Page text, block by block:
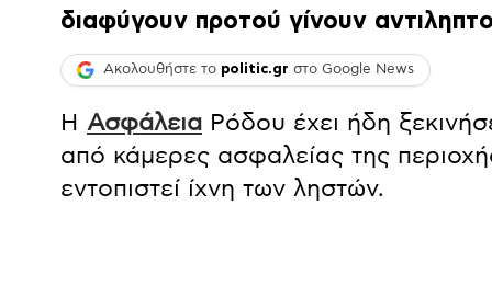
διαφύγουν προτού γίνουν
Ακολουθήστε το politic.gr στο Google News
Η Ασφάλεια Ρόδου έχει ήδη
από κάμερες ασφαλείας της
εντοπιστεί ίχνη των ληστών.